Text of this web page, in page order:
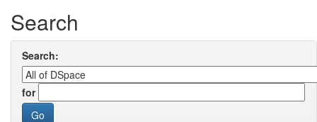
Search
Search:
for